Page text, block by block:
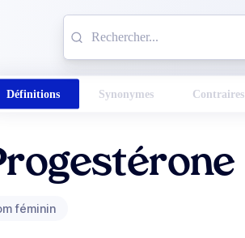
Définitions Synonymes Contraires
féminin